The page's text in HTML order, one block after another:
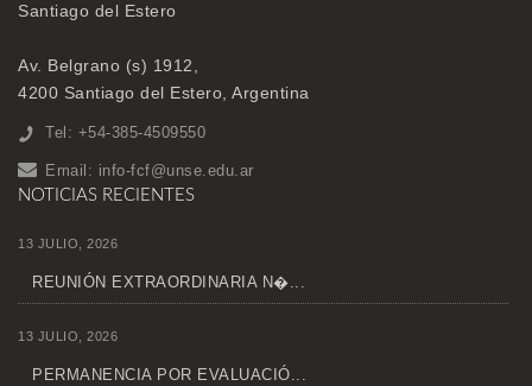
Santiago del Estero
Av. Belgrano (s) 1912,
4200 Santiago del Estero, Argentina
Tel: +54-385-4509550
Email: info-fcf@unse.edu.ar
NOTICIAS RECIENTES
13 JULIO, 2026
REUNIÓN EXTRAORDINARIA N�...
13 JULIO, 2026
PERMANENCIA POR EVALUACIÓ...